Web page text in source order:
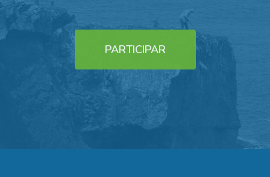
PARTICIPAR